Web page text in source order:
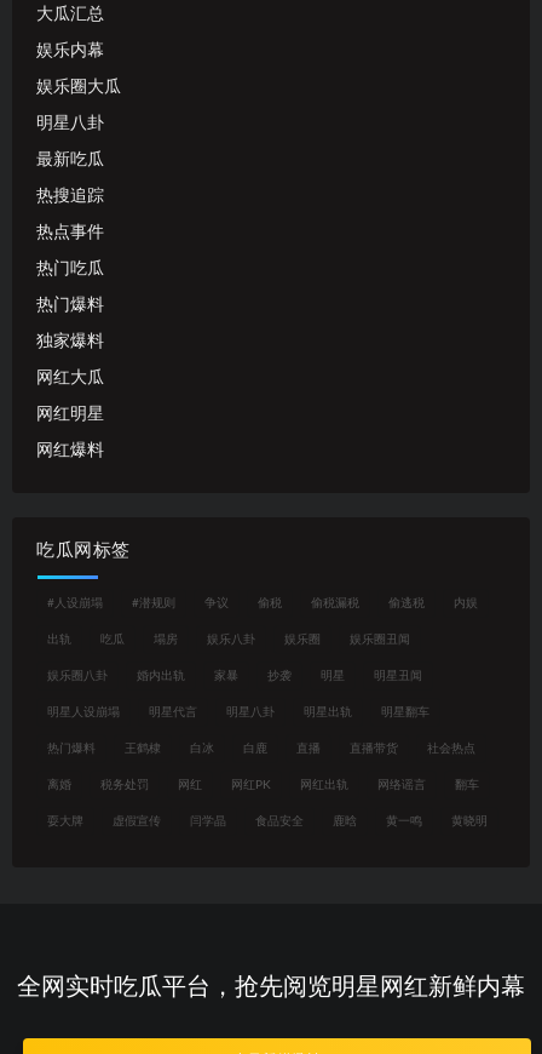
大瓜汇总
娱乐内幕
娱乐圈大瓜
明星八卦
最新吃瓜
热搜追踪
热点事件
热门吃瓜
热门爆料
独家爆料
网红大瓜
网红明星
网红爆料
吃瓜网标签
#人设崩塌 #潜规则 争议 偷税 偷税漏税 偷逃税 内娱
出轨 吃瓜 塌房 娱乐八卦 娱乐圈 娱乐圈丑闻
娱乐圈八卦 婚内出轨 家暴 抄袭 明星 明星丑闻
明星人设崩塌 明星代言 明星八卦 明星出轨 明星翻车
热门爆料 王鹤棣 白冰 白鹿 直播 直播带货 社会热点
离婚 税务处罚 网红 网红PK 网红出轨 网络谣言 翻车
耍大牌 虚假宣传 闫学晶 食品安全 鹿晗 黄一鸣 黄晓明
全网实时吃瓜平台，抢先阅览明星网红新鲜内幕